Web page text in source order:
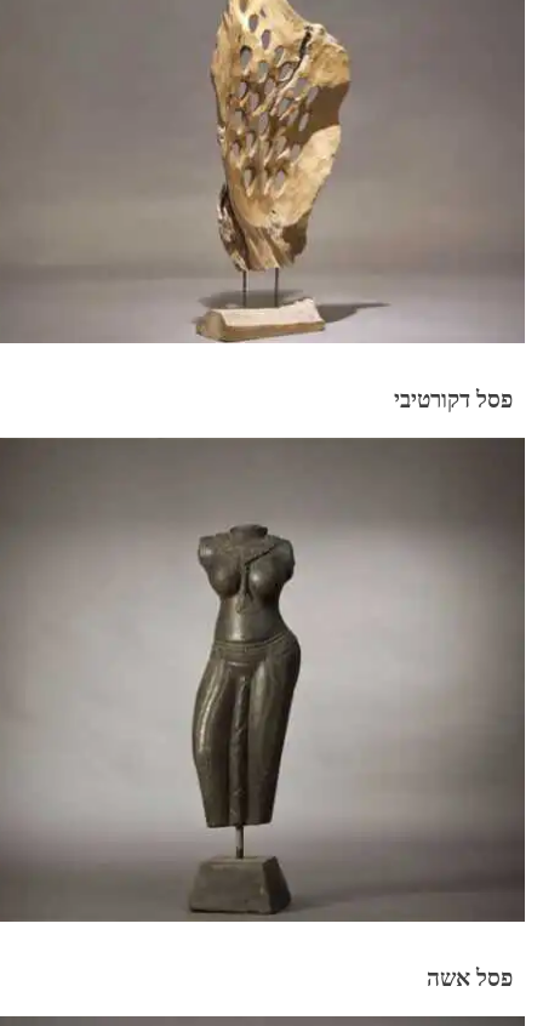
פסל דקורטיבי
פסל אשה